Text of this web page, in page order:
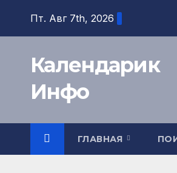
Пт. Авг 7th, 2026
Календарик
Инфо
ГЛАВНАЯ